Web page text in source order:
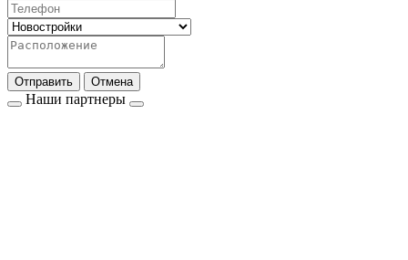
Отправить Отмена
Наши партнеры